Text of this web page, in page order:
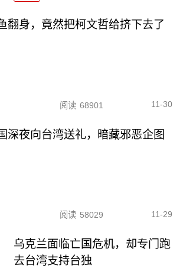
翻身，竟然把柯文哲给挤下去了
阅读 68901 11-30
深夜向台湾送礼，暗藏邪恶企图
阅读 58029 11-29
乌克兰面临亡国危机，却专门跑
去台湾支持台独